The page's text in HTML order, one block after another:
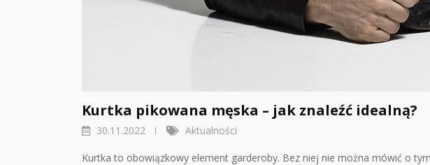
Kurtka pikowana męska – jak znaleźć idealną?
30.11.2022 Aktualności
Kurtka to obowiązkowy element garderoby. Bez niej nie można mówić o